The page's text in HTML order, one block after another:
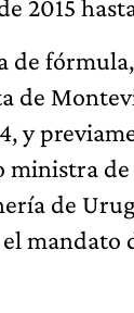
2015
de
de
y
ministra
de
mandato